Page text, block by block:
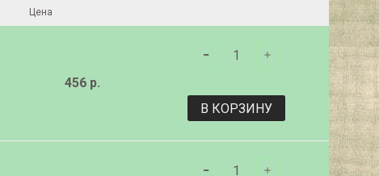
Цена
456 р.
В КОРЗИНУ